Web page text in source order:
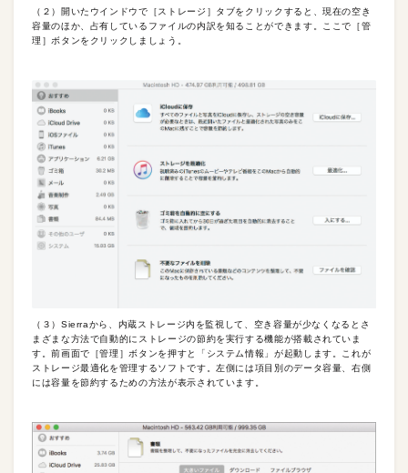
（２）開いたウインドウで［ストレージ］タブをクリックすると、現在の空き
容量のほか、占有しているファイルの内訳を知ることができます。ここで［管
理］ボタンをクリックしましょう。
（３）Sierraから、内蔵ストレージ内を監視して、空き容量が少なくなるとさ
まざまな方法で自動的にストレージの節約を実行する機能が搭載されていま
す。前画面で［管理］ボタンを押すと「システム情報」が起動します。これが
ストレージ最適化を管理するソフトです。左側には項目別のデータ容量、右側
には容量を節約するための方法が表示されています。